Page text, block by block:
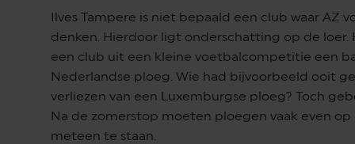
Ilves Tampere is niet bepaald een club waar AZ
denken. Hierdoor ligt onderschatting op de
een club uit een kleine voetbalcompetitie een
Nederlandse ploeg. Wie had bijvoorbeeld ooit
verliezen van een Luxemburgse ploeg? Toch
Na de zomerstop moeten ploegen vaak even
meteen te staan.